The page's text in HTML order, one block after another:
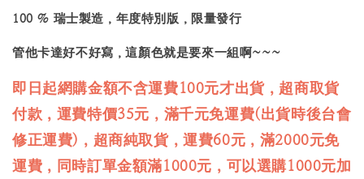
100 % 瑞士製造，年度特別版，限量發行
管他卡達好不好寫，這顏色就是要來一組啊~~~
即日起網購金額不含運費100元才出貨，超商取貨
付款，運費特價35元，滿千元免運費(出貨時後台會
修正運費)，超商純取貨，運費60元，滿2000元免
運費，同時訂單金額滿1000元，可以選購1000元加